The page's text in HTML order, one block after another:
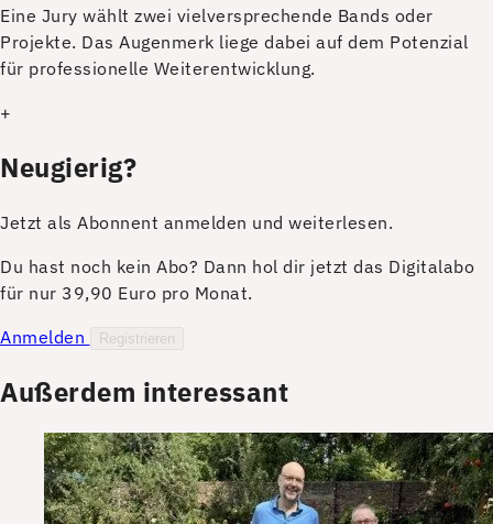
Eine Jury wählt zwei vielversprechende Bands oder
Projekte. Das Augenmerk liege dabei auf dem Potenzial
für professionelle Weiterentwicklung.
+
Neugierig?
Jetzt als Abonnent anmelden und weiterlesen.
Du hast noch kein Abo? Dann hol dir jetzt das Digitalabo
für nur 39,90 Euro pro Monat.
Anmelden
Registrieren
Außerdem interessant